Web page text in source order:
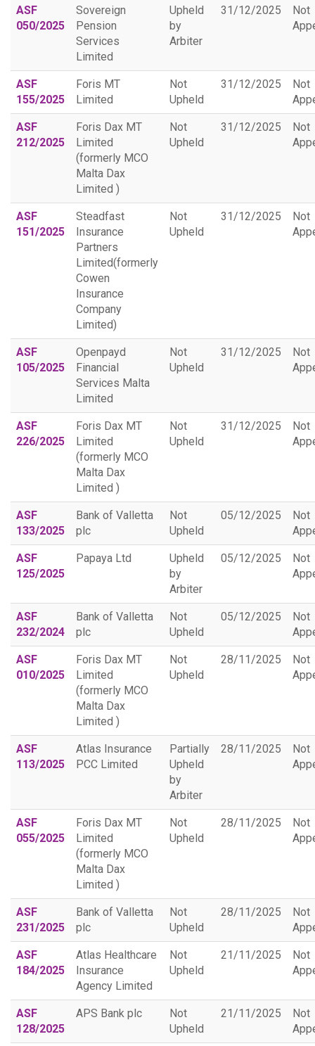
ASF
050/2025
Sovereign
Pension
Services
Limited
Upheld
by
Arbiter
31/12/2025
Not
ASF
155/2025
Foris MT
Limited
Not
Upheld
31/12/2025
Not
ASF
212/2025
Foris Dax MT
Limited
(formerly MCO
Malta Dax
Limited )
Not
Upheld
31/12/2025
Not
ASF
151/2025
Steadfast
Insurance
Partners
Limited(formerly
Cowen
Insurance
Company
Limited)
Not
Upheld
31/12/2025
Not
ASF
105/2025
Openpayd
Financial
Services Malta
Limited
Not
Upheld
31/12/2025
Not
ASF
226/2025
Foris Dax MT
Limited
(formerly MCO
Malta Dax
Limited )
Not
Upheld
31/12/2025
Not
ASF
133/2025
Bank of Valletta
plc
Not
Upheld
05/12/2025
Not
ASF
125/2025
Papaya Ltd
Upheld
by
Arbiter
05/12/2025
Not
ASF
232/2024
Bank of Valletta
plc
Not
Upheld
05/12/2025
Not
ASF
010/2025
Foris Dax MT
Limited
(formerly MCO
Malta Dax
Limited )
Not
Upheld
28/11/2025
Not
ASF
113/2025
Atlas Insurance
PCC Limited
Partially
Upheld
by
Arbiter
28/11/2025
Not
ASF
055/2025
Foris Dax MT
Limited
(formerly MCO
Malta Dax
Limited )
Not
Upheld
28/11/2025
Not
ASF
231/2025
Bank of Valletta
plc
Not
Upheld
28/11/2025
Not
ASF
184/2025
Atlas Healthcare
Insurance
Agency Limited
Not
Upheld
21/11/2025
Not
ASF
128/2025
APS Bank plc
Not
Upheld
21/11/2025
Not